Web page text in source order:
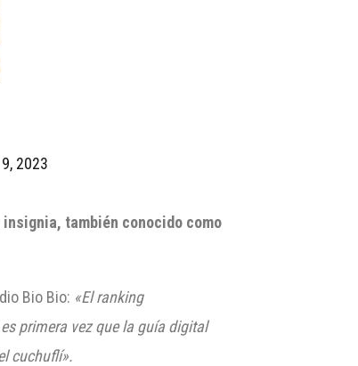
2023
también conocido como
Bio Bio: «El ranking
primera vez que la guía digital
cuchuflí».